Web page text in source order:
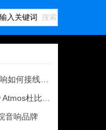
搜索
（图文教程）
声音箱摆位方案
音响品牌